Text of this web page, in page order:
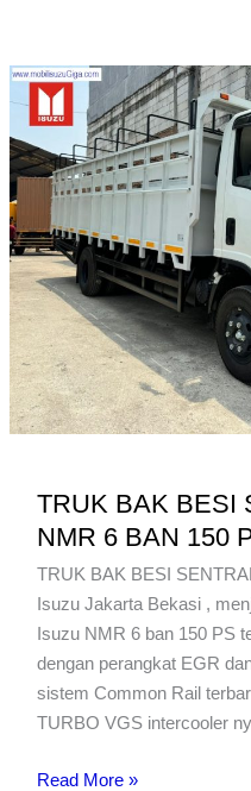
LPG
ISUZU
150
PS
TRUK BAK BESI
NMR 6 BAN 150
TRUK BAK BESI
Isuzu Jakarta Bekasi ,
Isuzu NMR 6 ban 150 PS
dengan perangkat EGR
sistem Common Rail
TURBO VGS intercooler
TRUK
Read More »